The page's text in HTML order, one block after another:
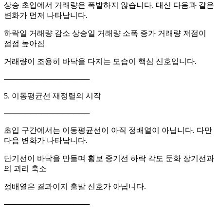
상승 초입에서 거래량은 폭발하지 않습니다. 대신 다음과 같은
변화가 먼저 나타납니다.
하락일 거래량 감소 상승일 거래량 소폭 증가 거래량 저점이
점점 높아짐
거래량이 조용히 바닥을 다지는 모습이 핵심 신호입니다.
────────────────
5. 이동평균선 재정렬의 시작
────────────────
초입 구간에서는 이동평균선이 아직 정배열이 아닙니다. 다만
다음 변화가 나타납니다.
단기선이 바닥을 만들며 횡보 중기선 하락 각도 둔화 장기선과
의 괴리 축소
정배열은 결과이지 출발 신호가 아닙니다.
────────────────